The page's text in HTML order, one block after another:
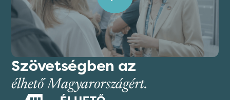
Szövetségben az
élhető Magyarországért.